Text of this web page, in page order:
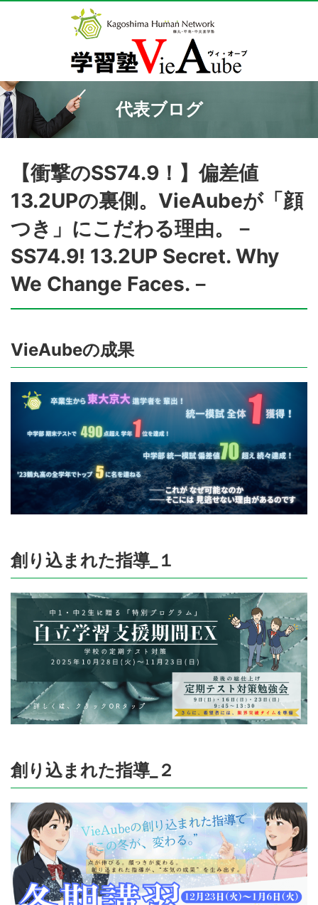
代表ブログ
【衝撃のSS74.9！】偏差値
13.2UPの裏側。VieAubeが「顔
つき」にこだわる理由。－
SS74.9! 13.2UP Secret. Why
We Change Faces.－
VieAubeの成果
創り込まれた指導_１
創り込まれた指導_２